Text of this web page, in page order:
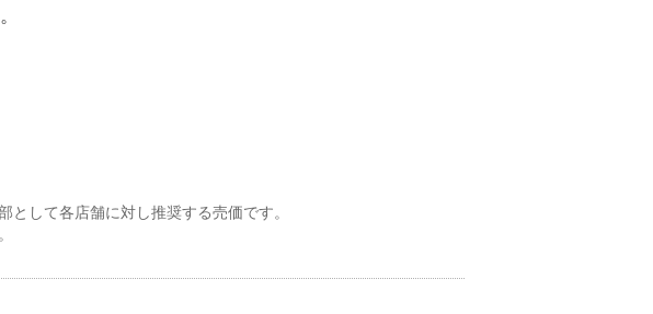
して各店舗に対し推奨する売価です。